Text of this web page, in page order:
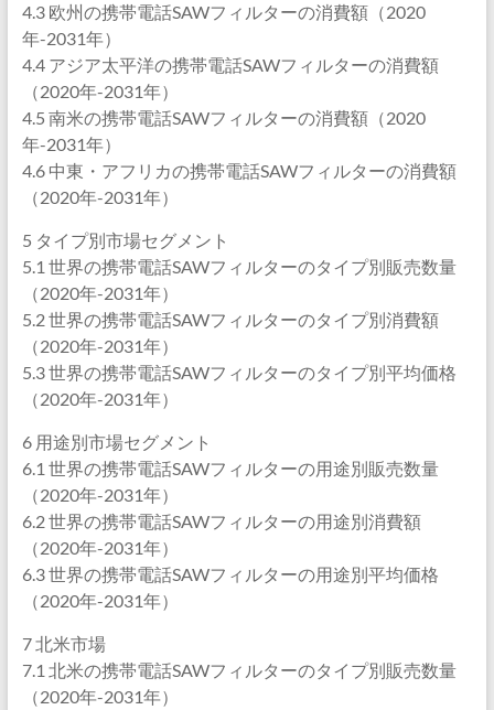
4.3 欧州の携帯電話SAWフィルターの消費額（2020
年-2031年）
4.4 アジア太平洋の携帯電話SAWフィルターの消費額
（2020年-2031年）
4.5 南米の携帯電話SAWフィルターの消費額（2020
年-2031年）
4.6 中東・アフリカの携帯電話SAWフィルターの消費額
（2020年-2031年）
5 タイプ別市場セグメント
5.1 世界の携帯電話SAWフィルターのタイプ別販売数量
（2020年-2031年）
5.2 世界の携帯電話SAWフィルターのタイプ別消費額
（2020年-2031年）
5.3 世界の携帯電話SAWフィルターのタイプ別平均価格
（2020年-2031年）
6 用途別市場セグメント
6.1 世界の携帯電話SAWフィルターの用途別販売数量
（2020年-2031年）
6.2 世界の携帯電話SAWフィルターの用途別消費額
（2020年-2031年）
6.3 世界の携帯電話SAWフィルターの用途別平均価格
（2020年-2031年）
7 北米市場
7.1 北米の携帯電話SAWフィルターのタイプ別販売数量
（2020年-2031年）